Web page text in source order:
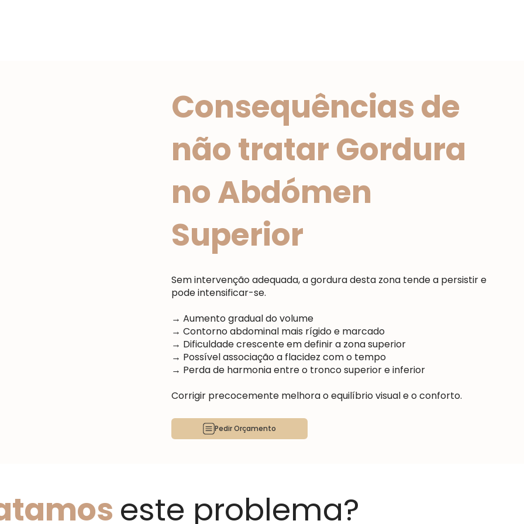
Consequências de
não tratar Gordura
no Abdómen
Superior
Sem intervenção adequada, a gordura desta zona tende a persistir e
pode intensificar-se.
→ Aumento gradual do volume
→ Contorno abdominal mais rígido e marcado
→ Dificuldade crescente em definir a zona superior
→ Possível associação a flacidez com o tempo
→ Perda de harmonia entre o tronco superior e inferior
Corrigir precocemente melhora o equilíbrio visual e o conforto.
Pedir Orçamento
este problema?